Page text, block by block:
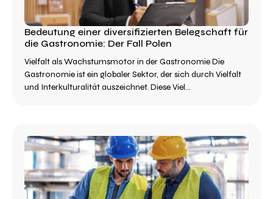
Bedeutung einer diversifizierten Belegschaft für
die Gastronomie: Der Fall Polen
Vielfalt als Wachstumsmotor in der Gastronomie Die
Gastronomie ist ein globaler Sektor, der sich durch Vielfalt
und Interkulturalität auszeichnet. Diese Viel...